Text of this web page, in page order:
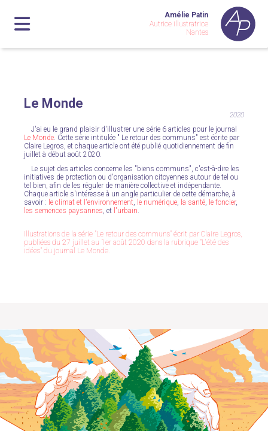
Amélie Patin
Autrice illustratrice
Nantes
Le Monde
2020
J'ai eu le grand plaisir d'illustrer une série 6 articles pour le journal
Le Monde. Cette série intitulée " Le retour des communs" est écrite par
Claire Legros, et chaque article ont été publié quotidiennement de fin
juillet à début août 2020.
Le sujet des articles concerne les "biens communs", c'est-à-dire les
initiatives de protection ou d'organisation citoyennes autour de tel ou
tel bien, afin de les réguler de manière collective et indépendante.
Chaque article s'intéresse à un angle particulier de cette démarche, à
savoir : le climat et l'environnement, le numérique, la santé, le foncier,
les semences paysannes, et l'urbain.
Illustrations de la série "Le retour des communs" écrit par Claire Legros,
publiées du 27 juillet au 1er août 2020 dans la rubrique "L'été des
idées" du journal Le Monde.